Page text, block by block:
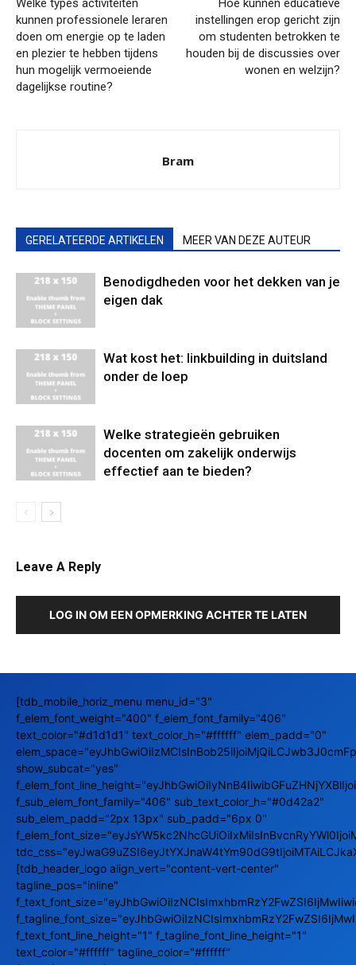
Welke types activiteiten
kunnen professionele leraren
doen om energie op te laden
en plezier te hebben tijdens
hun mogelijk vermoeiende
dagelijkse routine?
Hoe kunnen educatieve
instellingen erop gericht zijn
om studenten betrokken te
houden bij de discussies over
wonen en welzijn?
Bram
GERELATEERDE ARTIKELEN MEER VAN DEZE AUTEUR
Benodigdheden voor het dekken van je
eigen dak
Wat kost het: linkbuilding in duitsland
onder de loep
Welke strategieën gebruiken
docenten om zakelijk onderwijs
effectief aan te bieden?
Leave A Reply
LOG IN OM EEN OPMERKING ACHTER TE LATEN
[tdb_mobile_horiz_menu menu_id="3"
f_elem_font_weight="400" f_elem_font_family="406"
text_color="#d1d1d1" text_color_h="#ffffff" elem_padd="0"
show_subcat="yes"
f_sub_elem_font_family="406" sub_text_color_h="#0d42a2"
sub_elem_padd="2px 13px" sub_padd="6px 0"
[tdb_header_logo align_vert="content-vert-center"
tagline_pos="inline"
f_text_font_line_height="1" f_tagline_font_line_height="1"
text_color="#ffffff" tagline_color="#ffffff"